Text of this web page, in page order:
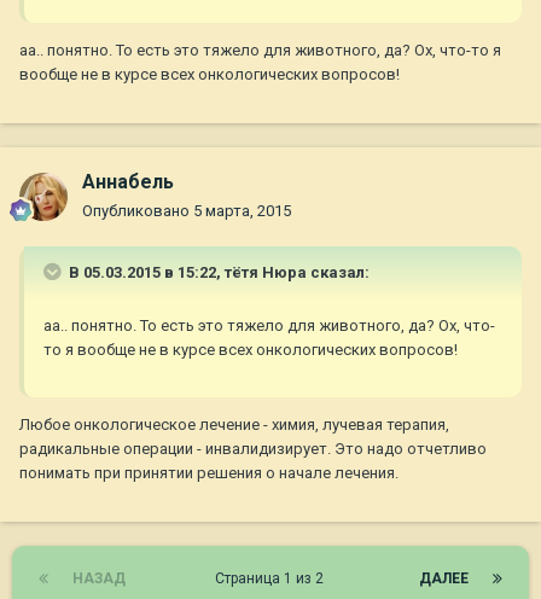
аа.. понятно. То есть это тяжело для животного, да? Ох, что-то я
вообще не в курсе всех онкологических вопросов!
Aннaбель
Опубликовано 5 марта, 2015
В 05.03.2015 в 15:22, тётя Нюра сказал:
аа.. понятно. То есть это тяжело для животного, да? Ох, что-
то я вообще не в курсе всех онкологических вопросов!
Любое онкологическое лечение - химия, лучевая терапия,
радикальные операции - инвалидизирует. Это надо отчетливо
понимать при принятии решения о начале лечения.
НАЗАД ДАЛЕЕ
Страница 1 из 2